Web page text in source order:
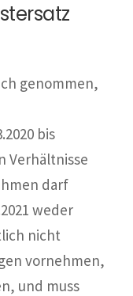
genommen,
bis
Verhältnisse
darf
weder
nicht
vornehmen,
und muss